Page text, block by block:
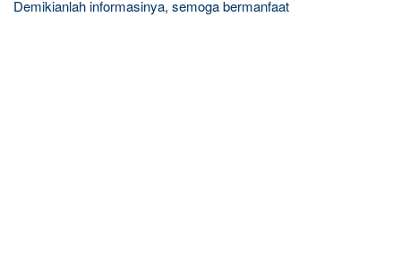
Demikianlah informasinya, semoga bermanfaat